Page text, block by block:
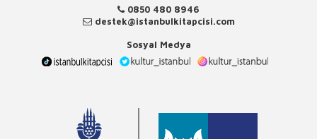
0850 480 8946
destek@istanbulkitapcisi.com
Sosyal Medya